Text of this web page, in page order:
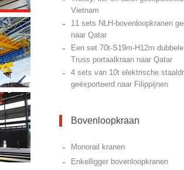
Vietnam
-
11 sets NLH-bovenloopkranen
naar Qatar
-
Een set 70t-S19m-H12m
Truss portaalkraan naar Qatar
- 4 sets van 10t elektrische
geëxporteerd naar Filippijnen
Bovenloopkraan
- Monorail kranen
- Enkelligger bovenloopkranen